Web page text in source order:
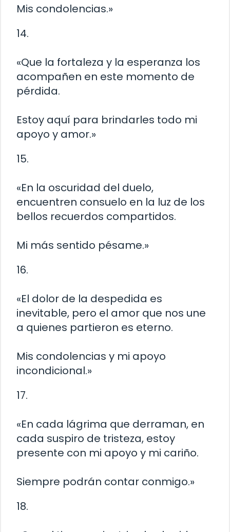
Mis condolencias.»
14.
«Que la fortaleza y la esperanza los
acompañen en este momento de
pérdida.
Estoy aquí para brindarles todo mi
apoyo y amor.»
15.
«En la oscuridad del duelo,
encuentren consuelo en la luz de los
bellos recuerdos compartidos.
Mi más sentido pésame.»
16.
«El dolor de la despedida es
inevitable, pero el amor que nos une
a quienes partieron es eterno.
Mis condolencias y mi apoyo
incondicional.»
17.
«En cada lágrima que derraman, en
cada suspiro de tristeza, estoy
presente con mi apoyo y mi cariño.
Siempre podrán contar conmigo.»
18.